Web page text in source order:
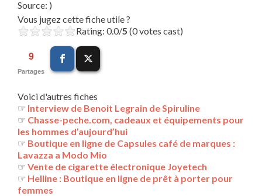
Source: )
Vous jugez cette fiche utile ?
Rating: 0.0/5 (0 votes cast)
9
Partages
Voici d'autres fiches
☞ Interview de Benoit Legrain de Spiruline
☞ Chasse-peche.com, cadeaux et équipements pour
les hommes d’aujourd’hui
☞ Boutique en ligne de Capsules café de marques :
Lavazza a Modo Mio
☞ Vente de cigarette électronique Joyetech
☞ Helline : Boutique en ligne de prêt à porter pour
femmes